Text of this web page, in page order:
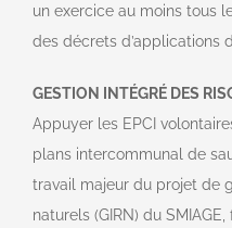
un exercice au moins tous
des décrets d’applications
GESTION INTÉGRÉDES
Appuyer les EPCI
plans intercommunal de
travail majeur du projet de
naturels (GIRN) du